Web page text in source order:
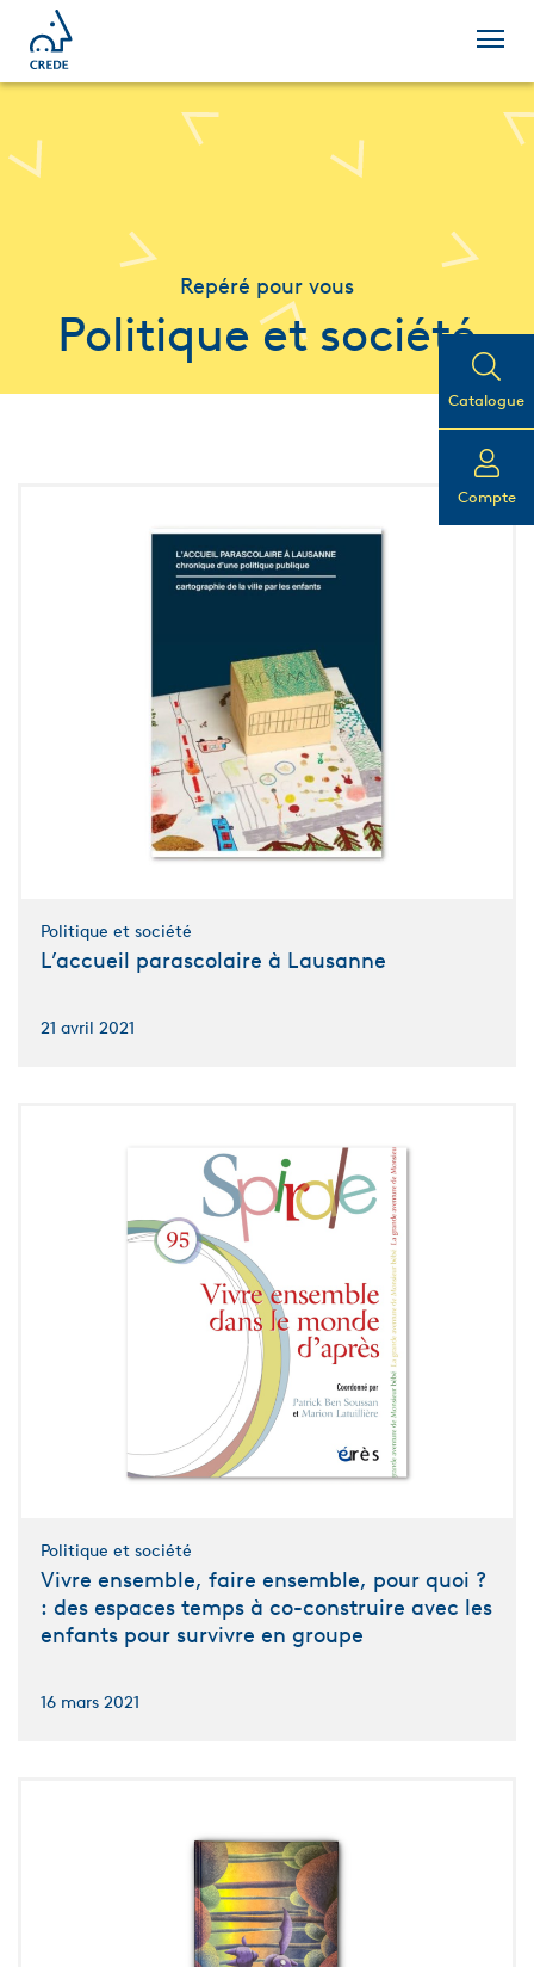
Catalogue
Compte
Repéré pour vous
Politique et société
Politique et société
L’accueil parascolaire à Lausanne
21 avril 2021
Politique et société
Vivre ensemble, faire ensemble, pour quoi ?
: des espaces temps à co-construire avec les
enfants pour survivre en groupe
16 mars 2021